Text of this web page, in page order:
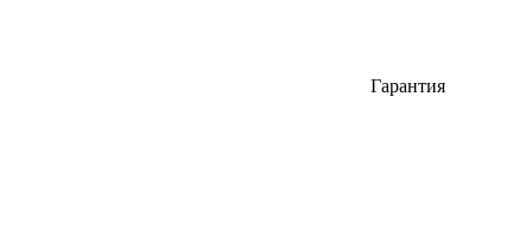
Гарантия